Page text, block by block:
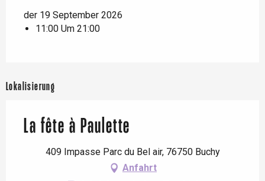
der 19 September 2026
11:00 Um 21:00
Lokalisierung
La fête à Paulette
409 Impasse Parc du Bel air, 76750 Buchy
Anfahrt